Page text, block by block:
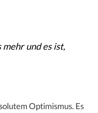
und es ist,
Optimismus. Es